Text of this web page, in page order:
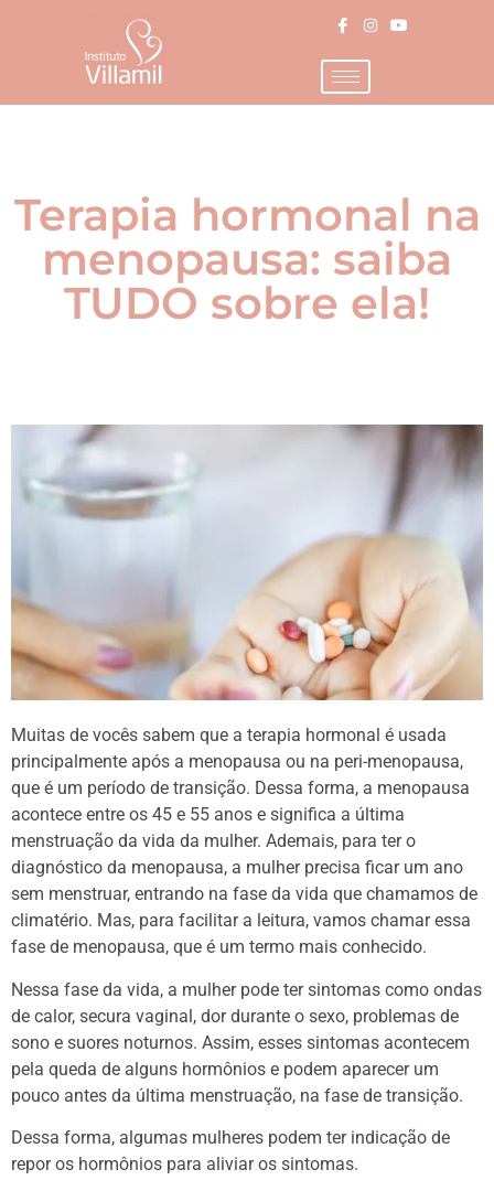
Terapia hormonal na
menopausa: saiba
TUDO sobre ela!
Muitas de vocês sabem que a terapia hormonal é usada
principalmente após a menopausa ou na peri-menopausa,
que é um período de transição. Dessa forma, a menopausa
acontece entre os 45 e 55 anos e significa a última
menstruação da vida da mulher. Ademais, para ter o
diagnóstico da menopausa, a mulher precisa ficar um ano
sem menstruar, entrando na fase da vida que chamamos de
climatério. Mas, para facilitar a leitura, vamos chamar essa
fase de menopausa, que é um termo mais conhecido.
Nessa fase da vida, a mulher pode ter sintomas como ondas
de calor, secura vaginal, dor durante o sexo, problemas de
sono e suores noturnos. Assim, esses sintomas acontecem
pela queda de alguns hormônios e podem aparecer um
pouco antes da última menstruação, na fase de transição.
Dessa forma, algumas mulheres podem ter indicação de
repor os hormônios para aliviar os sintomas.